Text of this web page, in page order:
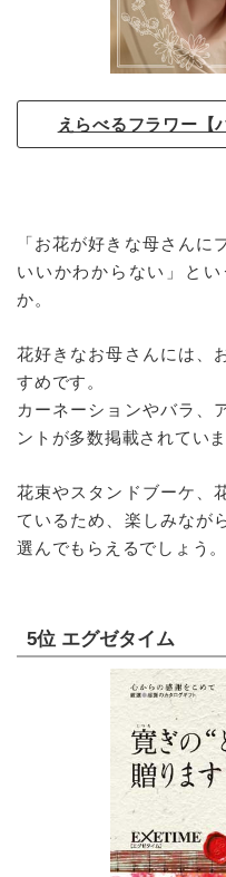
えらべるフラワー【
「お花が好きな母さん
いいかわからない」と
か。
花好きなお母さんには、
すめです。
カーネーションやバラ、
ントが多数掲載されていま
花束やスタンドブーケ、
ているため、楽しみなが
選んでもらえるでしょう。
5位 エグゼタイム